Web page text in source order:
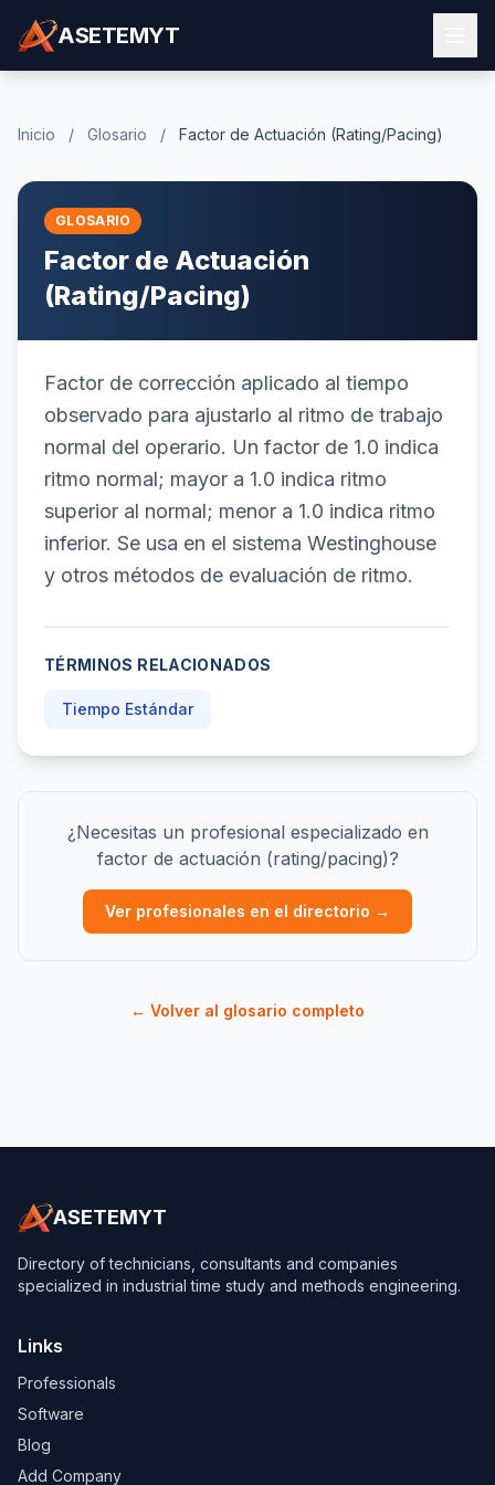
ASETEMYT
Inicio / Glosario / Factor de Actuación (Rating/Pacing)
GLOSARIO
Factor de Actuación
(Rating/Pacing)
Factor de corrección aplicado al tiempo
observado para ajustarlo al ritmo de trabajo
normal del operario. Un factor de 1.0 indica
ritmo normal; mayor a 1.0 indica ritmo
superior al normal; menor a 1.0 indica ritmo
inferior. Se usa en el sistema Westinghouse
y otros métodos de evaluación de ritmo.
TÉRMINOS RELACIONADOS
Tiempo Estándar
¿Necesitas un profesional especializado en
factor de actuación (rating/pacing)?
Ver profesionales en el directorio →
← Volver al glosario completo
ASETEMYT
Directory of technicians, consultants and companies
specialized in industrial time study and methods engineering.
Links
Professionals
Software
Blog
Add Company